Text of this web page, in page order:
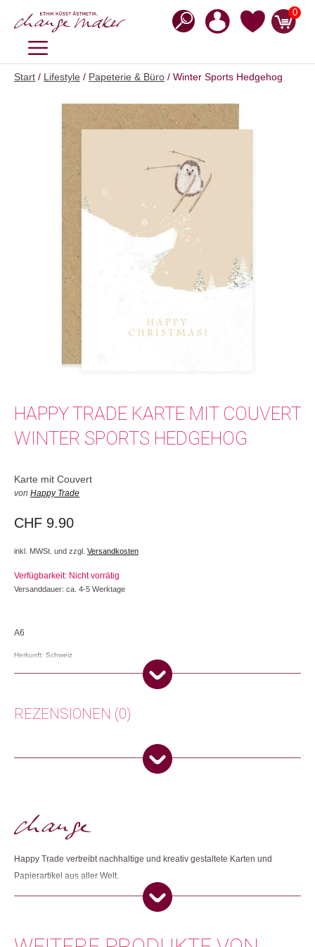
Inhalt
0
MENÜ
Start / Lifestyle / Papeterie & Büro / Winter Sports Hedgehog
HAPPY TRADE KARTE MIT COUVERT
WINTER SPORTS HEDGEHOG
Karte mit Couvert
von Happy Trade
CHF 9.90
inkl. MWSt. und zzgl. Versandkosten
Verfügbarkeit: Nicht vorrätig
Versanddauer: ca. 4-5 Werktage
A6
Herkunft: Schweiz
Artikelnummer: 111783.02
REZENSIONEN (0)
Es gibt noch keine Rezensionen.
Happy Trade vertreibt nachhaltige und kreativ gestaltete Karten und
Papierartikel aus aller Welt.